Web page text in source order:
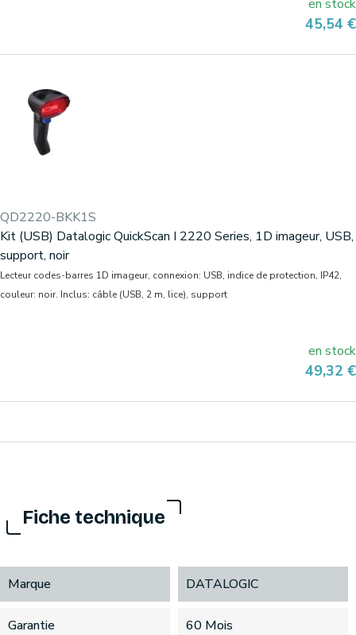
en stock
Prix
45,54 €
QD2220-BKK1S
Kit (USB) Datalogic QuickScan I 2220 Series, 1D imageur, USB,
support, noir
Lecteur codes-barres 1D imageur, connexion: USB, indice de protection, IP42,
couleur: noir. Inclus: câble (USB, 2 m, lice), support
en stock
Prix
49,32 €
Fiche technique
Marque DATALOGIC
Garantie 60 Mois